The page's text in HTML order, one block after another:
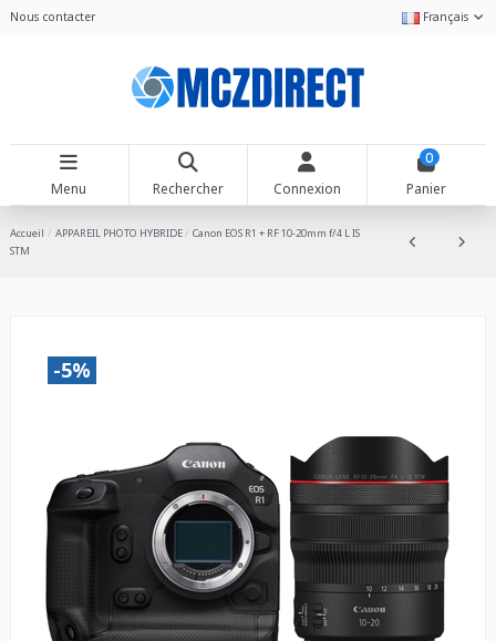
Nous contacter Français
Menu Rechercher Connexion
0
Panier
Accueil APPAREIL PHOTO HYBRIDE
Canon EOS R1 + RF 10-20mm f/4 L IS
STM
-5%